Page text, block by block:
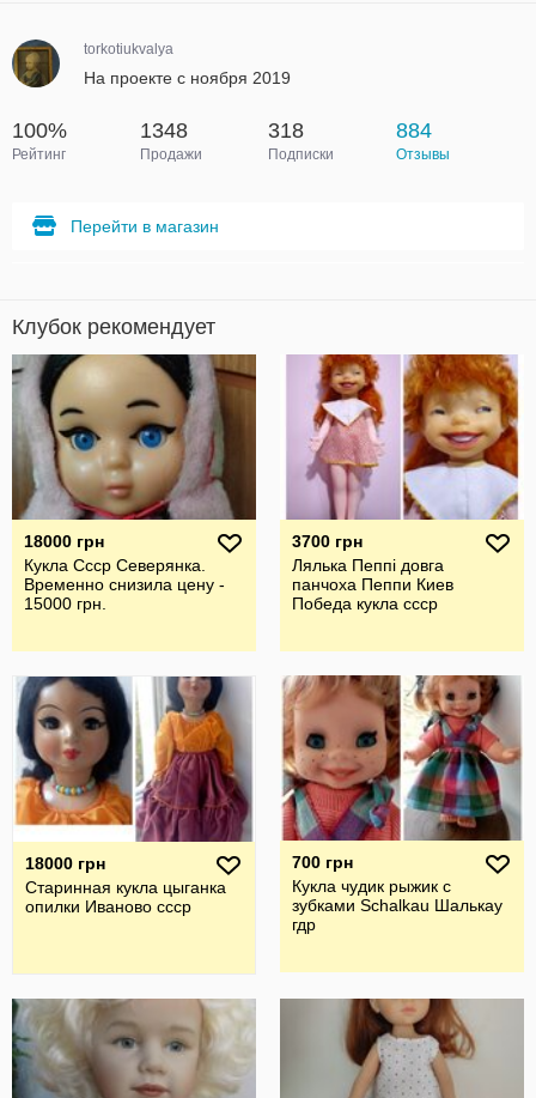
torkotiukvalya
На проекте с ноября 2019
100%
Рейтинг
1348
Продажи
318
Подписки
884
Отзывы
Перейти в магазин
Клубок рекомендует
18000 грн
Кукла Ссср Северянка.
Временно снизила цену -
15000 грн.
3700 грн
Лялька Пеппі довга
панчоха Пеппи Киев
Победа кукла ссср
18000 грн
Старинная кукла цыганка
опилки Иваново ссср
700 грн
Кукла чудик рыжик с
зубками Schalkau Шалькау
гдр